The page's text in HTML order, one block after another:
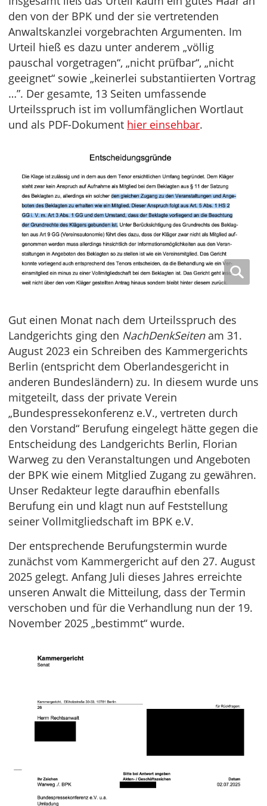
den von der BPK und der sie vertretenden
Anwaltskanzlei vorgebrachten Argumenten. Im
Urteil hieß es dazu unter anderem „völlig
pauschal vorgetragen“, „nicht prüfbar“, „nicht
geeignet“ sowie „keinerlei substantiierten Vortrag
…”. Der gesamte, 13 Seiten umfassende
Urteilsspruch ist im vollumfänglichen Wortlaut
und als PDF-Dokument hier einsehbar.
Gut einen Monat nach dem Urteilsspruch des
Landgerichts ging den NachDenkSeitenam 31.
August 2023 ein Schreiben des Kammergerichts
Berlin (entspricht dem Oberlandesgericht in
anderen Bundesländern) zu. In diesem wurde uns
mitgeteilt, dass der private Verein
„Bundespressekonferenz e.V., vertreten durch
den Vorstand“ Berufung eingelegt hätte gegen die
Entscheidung des Landgerichts Berlin, Florian
Warweg zu den Veranstaltungen und Angeboten
der BPK wie einem Mitglied Zugang zu gewähren.
Unser Redakteur legte daraufhin ebenfalls
Berufung ein und klagt nun auf Feststellung
seiner Vollmitgliedschaft im BPK e.V.
Der entsprechende Berufungstermin wurde
zunächst vom Kammergericht auf den 27. August
2025 gelegt. Anfang Juli dieses Jahres erreichte
unseren Anwalt die Mitteilung, dass der Termin
verschoben und für die Verhandlung nun der 19.
November 2025 „bestimmt“ wurde.